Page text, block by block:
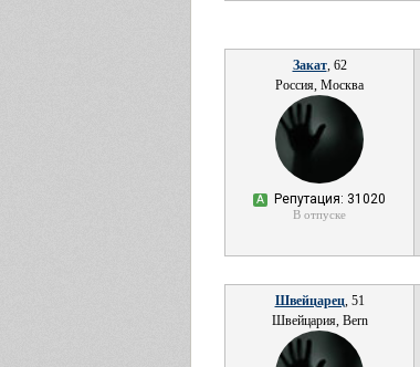
Закат, 62
Россия, Москва
А Репутация: 31020
В отпуске
Швейцарец, 51
Швейцария, Bern